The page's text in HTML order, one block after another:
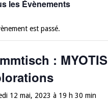
les Évènements
est passé.
: MYOTIS
12 mai, 2023 à 19 h 30 min